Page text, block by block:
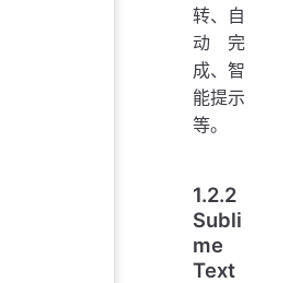
转、自
动完
成、智
能提示
等。
1.2.2
Subli
me
Text